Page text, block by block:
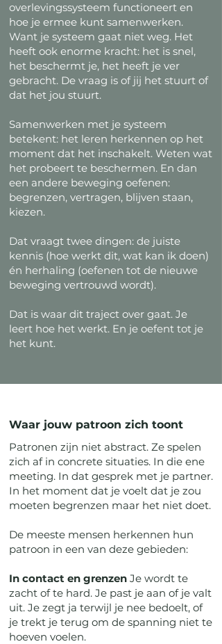
overlevingssysteem functioneert en
hoe je ermee kunt samenwerken.
Want je systeem gaat niet weg. Het
heeft ook enorme kracht: het is snel,
het beschermt je, het heeft je ver
gebracht. De vraag is of jij het stuurt of
dat het jou stuurt.
Samenwerken met je systeem
betekent: het leren herkennen op het
moment dat het inschakelt. Weten wat
het probeert te beschermen. En dan
een andere beweging oefenen:
begrenzen, vertragen, blijven staan,
kiezen.
Dat vraagt twee dingen: de juiste
kennis (hoe werkt dit, wat kan ik doen)
én herhaling (oefenen tot de nieuwe
beweging vertrouwd wordt).
Dat is waar dit traject over gaat. Je
leert hoe het werkt. En je oefent tot je
het kunt.
Waar jouw patroon zich toont
Patronen zijn niet abstract. Ze spelen
zich af in concrete situaties. In die ene
meeting. In dat gesprek met je partner.
In het moment dat je voelt dat je zou
moeten begrenzen maar het niet doet.
De meeste mensen herkennen hun
patroon in een van deze gebieden:
In contact en grenzen Je wordt te
zacht of te hard. Je past je aan of je valt
uit. Je zegt ja terwijl je nee bedoelt, of
je trekt je terug om de spanning niet te
hoeven voelen.